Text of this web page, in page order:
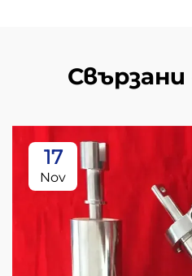
17
Nov